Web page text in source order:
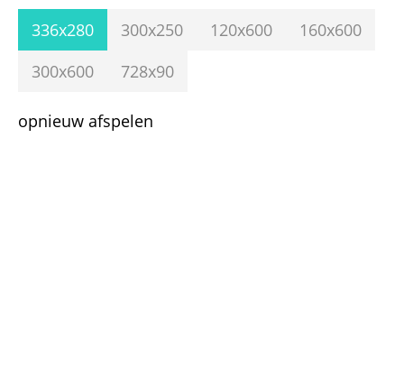
336x280 300x250 120x600
160x600
300x600
728x90
opnieuw afspelen